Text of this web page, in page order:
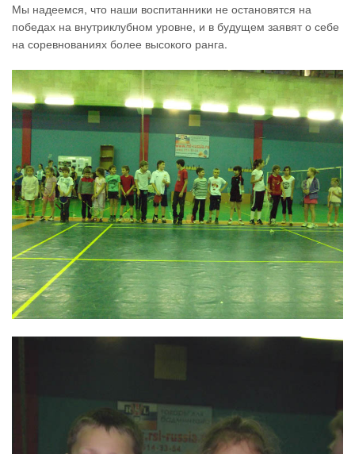
Мы надеемся, что наши воспитанники не остановятся на
победах на внутриклубном уровне, и в будущем заявят о себе
на соревнованиях более высокого ранга.